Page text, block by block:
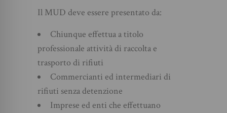
Il MUD deve essere presentato da:
Chiunque effettua a titolo
professionale attività di raccolta e
trasporto di rifiuti
Commercianti ed intermediari di
rifiuti senza detenzione
Imprese ed enti che effettuano